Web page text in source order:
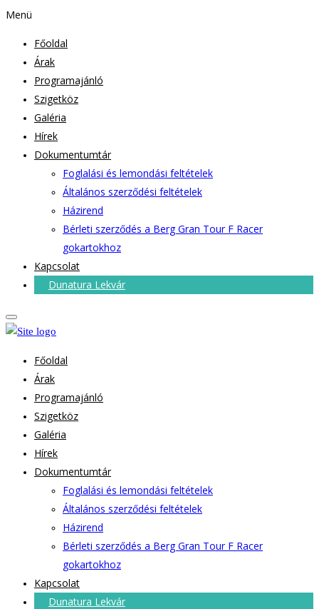
Menü
Főoldal
Árak
Programajánló
Szigetköz
Galéria
Hírek
Dokumentumtár
Foglalási és lemondási feltételek
Általános szerződési feltételek
Házirend
Bérleti szerződés a Berg Gran Tour F Racer
gokartokhoz
Kapcsolat
Dunatura Lekvár
Főoldal
Árak
Programajánló
Szigetköz
Galéria
Hírek
Dokumentumtár
Foglalási és lemondási feltételek
Általános szerződési feltételek
Házirend
Bérleti szerződés a Berg Gran Tour F Racer
gokartokhoz
Kapcsolat
Dunatura Lekvár